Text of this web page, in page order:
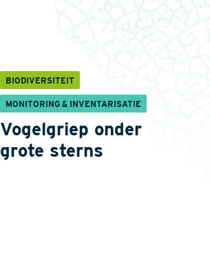
BIODIVERSITEIT
MONITORING & INVENTARISATIE
Vogelgriep onder
grote sterns